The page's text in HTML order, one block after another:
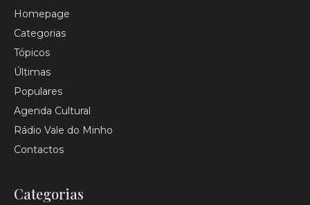
Homepage
Categorias
Tópicos
Últimas
Populares
Agenda Cultural
Rádio Vale do Minho
Contactos
Categorias